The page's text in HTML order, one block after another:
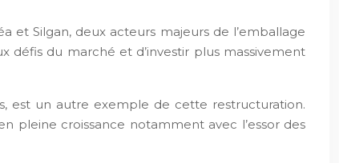
et Silgan, deux acteurs majeurs de l’emballage
du marché et d’investir plus massivement
est un autre exemple de cette restructuration.
pleine croissance notamment avec l’essor des